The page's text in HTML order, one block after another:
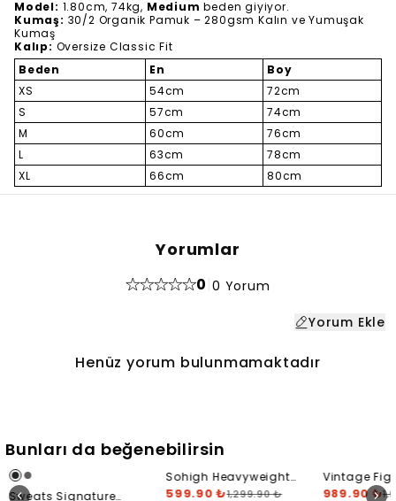
Model: 1.80cm, 74kg, Medium beden giyiyor.
Kumaş: 30/2 Organik Pamuk – 280gsm Kalın ve Yumuşak
Kumaş
Kalıp: Oversize Classic Fit
Beden
En
Boy
XS
54cm
72cm
S
57cm
74cm
M
60cm
76cm
L
63cm
78cm
XL
66cm 80cm
Yorumlar
0 0 Yorum
Yorum Ekle
Henüz yorum bulunmamaktadır
Bunları da beğenebilirsin
Sweats Signature
Sohigh Heavyweight
Fingerprint T-Shirt
599.90 ₺1,299.90 ₺
Vintage Fig
T-Shirt
989.90 ₺